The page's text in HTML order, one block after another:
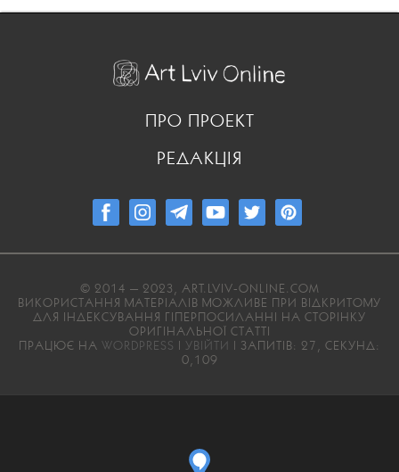
ПРО ПРОЕКТ
РЕДАКЦІЯ
© 2014 — 2023, ART.LVIV-ONLINE.COM
ВИКОРИСТАННЯ МАТЕРІАЛІВ МОЖЛИВЕ ПРИ ВІДКРИТОМУ
ДЛЯ ІНДЕКСУВАННЯ ГІПЕРПОСИЛАННІ НА СТОРІНКУ
ОРИГІНАЛЬНОЇ СТАТТІ
ПРАЦЮЄ НА WORDPRESS | УВІЙТИ | ЗАПИТІВ: 27, СЕКУНД:
0,109